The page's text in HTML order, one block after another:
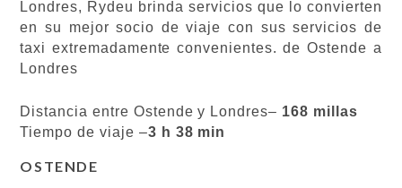
Londres, Rydeu brinda servicios que lo convierten
en su mejor socio de viaje con sus servicios de
taxi extremadamente convenientes. de Ostende a
Londres
Distancia entre Ostende y Londres– 168 millas
Tiempo de viaje –3 h 38 min
OSTENDE